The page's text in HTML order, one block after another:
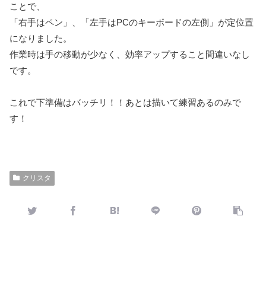
ことで、
「右手はペン」、「左手はPCのキーボードの左側」が定位置
になりました。
作業時は手の移動が少なく、効率アップすること間違いなし
です。
これで下準備はバッチリ！！あとは描いて練習あるのみで
す！
クリスタ